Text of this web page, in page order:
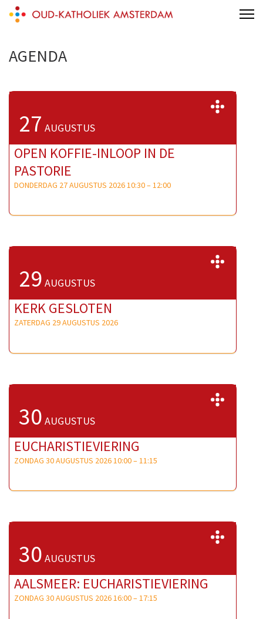
Skip
(Press
Oud-Katholieke Kerk Amsterdam
AGENDA
OPEN KOFFIE-INLOOP IN DE
PASTORIE
27 AUGUSTUS
DONDERDAG 27 AUGUSTUS 2026 10:30–12:00
KERK GESLOTEN
29 AUGUSTUS
ZATERDAG 29 AUGUSTUS 2026
EUCHARISTIEVIERING
30 AUGUSTUS
ZONDAG 30 AUGUSTUS 2026 10:00–11:15
AALSMEER: EUCHARISTIEVIERING
30 AUGUSTUS
ZONDAG 30 AUGUSTUS 2026 16:00–17:15